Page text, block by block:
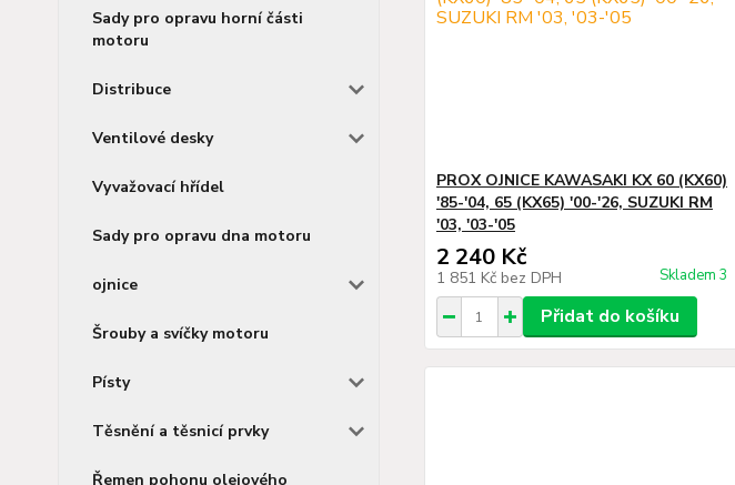
Sady pro opravu horní části
motoru
Distribuce
Ventilové desky
Vyvažovací hřídel
Sady pro opravu dna motoru
ojnice
Šrouby a svíčky motoru
Písty
Těsnění a těsnicí prvky
Řemen pohonu olejového
PROX OJNICE KAWASAKI KX 60 (KX60)
'85-'04, 65 (KX65) '00-'26, SUZUKI RM
'03, '03-'05
2 240 Kč
1 851 Kč bez DPH Skladem 3
Přidat do košíku